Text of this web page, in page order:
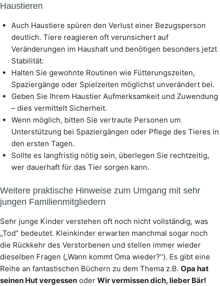
Haustieren
Auch Haustiere spüren den Verlust einer Bezugsperson
deutlich. Tiere reagieren oft verunsichert auf
Veränderungen im Haushalt und benötigen besonders jetzt
Stabilität:
Halten Sie gewohnte Routinen wie Fütterungszeiten,
Spaziergänge oder Spielzeiten möglichst unverändert bei.
Geben Sie Ihrem Haustier Aufmerksamkeit und Zuwendung
– dies vermittelt Sicherheit.
Wenn möglich, bitten Sie vertraute Personen um
Unterstützung bei Spaziergängen oder Pflege des Tieres in
den ersten Tagen.
Sollte es langfristig nötig sein, überlegen Sie rechtzeitig,
wer dauerhaft für das Tier sorgen kann.
Weitere praktische Hinweise zum Umgang mit sehr
jungen Familienmitgliedern
Sehr junge Kinder verstehen oft noch nicht vollständig, was
„Tod“ bedeutet. Kleinkinder erwarten manchmal sogar noch
die Rückkehr des Verstorbenen und stellen immer wieder
dieselben Fragen („Wann kommt Oma wieder?“). Es gibt eine
Reihe an fantastischen Büchern zu dem Thema z.B. Opa hat
seinen Hut vergessen oder Wir vermissen dich, lieber Bär!